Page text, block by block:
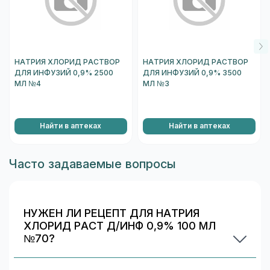
недостаточность (олигоанурия).
Препарат необходимо внимательно дозировать в
случае сердечной недостаточности, артериальной
гипертензии, нарушении функции почек, отека легких
Запрещается проведение инфузии в случае, если
раствор непрозрачен или повреждена упаковка.
Способ применения
Перед введением препарат следует подогреть до
36-38°С.
НАТРИЯ ХЛОРИД РАСТВОР
ДЛЯ ИНФУЗИЙ 0,9% 2500
МЛ №4
Найти в аптеках
НАТРИЯ ХЛОРИД РАСТВОР
ДЛЯ ИНФУЗИЙ 0,9% 3500
МЛ №3
Найти в аптеках
Часто задаваемые вопросы
НУЖЕН ЛИ РЕЦЕПТ ДЛЯ НАТРИЯ
ХЛОРИД РАСТ Д/ИНФ 0,9% 100 МЛ
№70?